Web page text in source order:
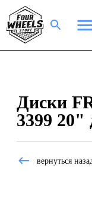
Диски
3399 20"
вернуться